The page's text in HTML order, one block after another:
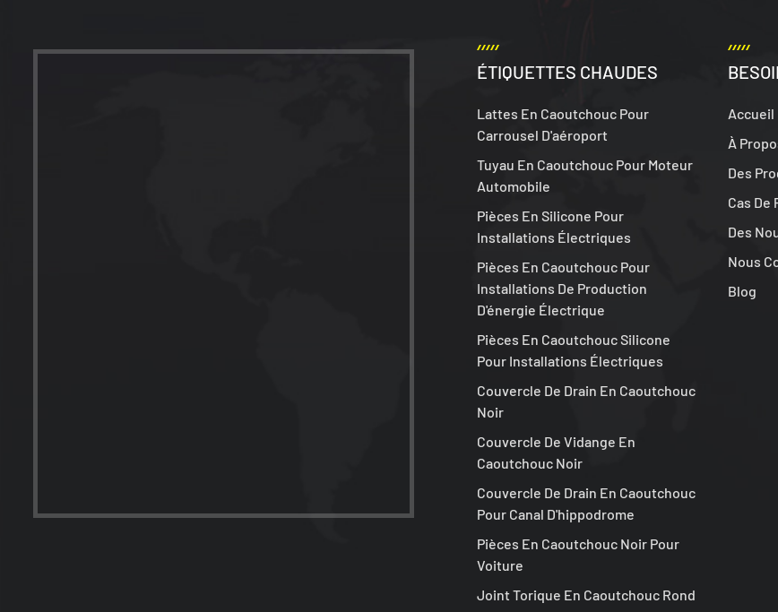
ÉTIQUETTES CHAUDES
Lattes En Caoutchouc Pour
Carrousel D'aéroport
Tuyau En Caoutchouc Pour Moteur
Automobile
Pièces En Silicone Pour
Installations Électriques
Pièces En Caoutchouc Pour
Installations De Production
D'énergie Électrique
Pièces En Caoutchouc Silicone
Pour Installations Électriques
Couvercle De Drain En Caoutchouc
Noir
Couvercle De Vidange En
Caoutchouc Noir
Couvercle De Drain En Caoutchouc
Pour Canal D'hippodrome
Pièces En Caoutchouc Noir Pour
Voiture
Joint Torique En Caoutchouc Rond
Accueil
À
Des
Cas De
Des
Nous
Blog